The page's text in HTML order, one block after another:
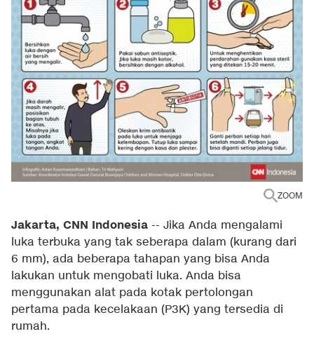
ZOOM
Jakarta, CNN Indonesia -- Jika Anda mengalami
luka terbuka yang tak seberapa dalam (kurang dari
6 mm), ada beberapa tahapan yang bisa Anda
lakukan untuk mengobati luka. Anda bisa
menggunakan alat pada kotak pertolongan
pertama pada kecelakaan (P3K) yang tersedia di
rumah.